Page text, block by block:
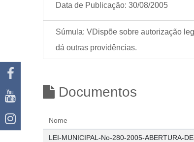
Data de Publicação: 30/08/2005
Súmula: VDispõe sobre autorização
dá outras providências.
Documentos
Nome
LEI-MUNICIPAL-No-280-2005-ABERTURA-